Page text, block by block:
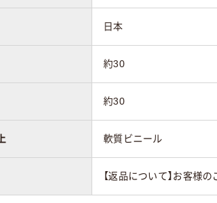
日本
約30
約30
軟質ビニール
【返品について】お客様